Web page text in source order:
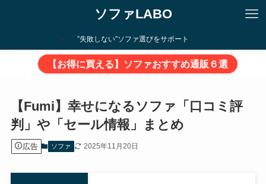
ソファLABO
”失敗しない”ソファ選びをサポート
【お得に買える】ソファおすすめ通販６選
【Fumi】幸せになるソファ「口コミ評
判」や「セール情報」まとめ
広告 ソファ 2025年11月20日